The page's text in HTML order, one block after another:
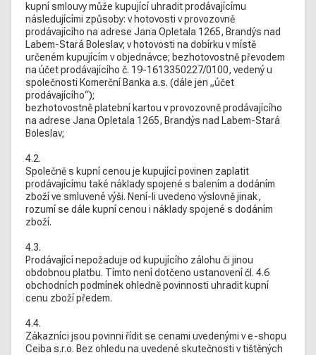
kupní smlouvy může kupující uhradit prodávajícímu
následujícími způsoby: v hotovosti v provozovně
prodávajícího na adrese Jana Opletala 1265, Brandýs nad
Labem-Stará Boleslav; v hotovosti na dobírku v místě
určeném kupujícím v objednávce; bezhotovostně převodem
na účet prodávajícího č. 19-1613350227/0100, vedený u
společnosti Komerční Banka a.s. (dále jen „účet
prodávajícího“);
bezhotovostně platební kartou v provozovně prodávajícího
na adrese Jana Opletala 1265, Brandýs nad Labem-Stará
Boleslav;
4.2.
Společně s kupní cenou je kupující povinen zaplatit
prodávajícímu také náklady spojené s balením a dodáním
zboží ve smluvené výši. Není-li uvedeno výslovně jinak,
rozumí se dále kupní cenou i náklady spojené s dodáním
zboží.
4.3.
Prodávající nepožaduje od kupujícího zálohu či jinou
obdobnou platbu. Tímto není dotčeno ustanovení čl. 4.6
obchodních podmínek ohledně povinnosti uhradit kupní
cenu zboží předem.
4.4.
Zákazníci jsou povinni řídit se cenami uvedenými v e-shopu
Ceiba s.r.o. Bez ohledu na uvedené skutečnosti v tištěných